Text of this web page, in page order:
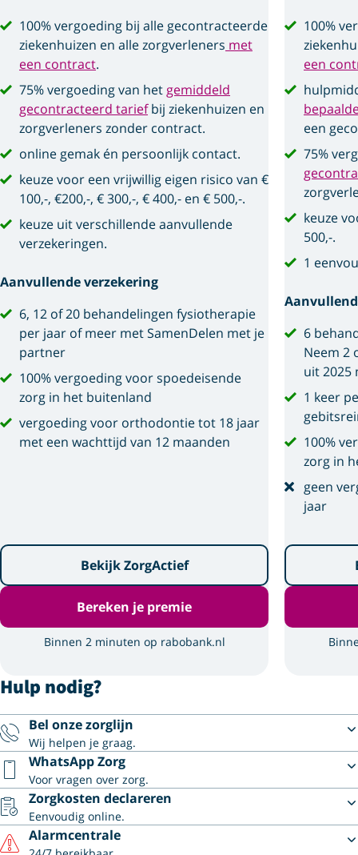
100% vergoeding bij alle gecontracteerde
ziekenhuizen en alle zorgverleners met
een contract.
75% vergoeding van het gemiddeld
gecontracteerd tariefbij ziekenhuizen en
zorgverleners zonder contract.
online gemak én persoonlijk contact.
keuze voor een vrijwillig eigen risico van €
100,-, €200,-, € 300,-, € 400,- en € 500,-.
keuze uit verschillende aanvullende
verzekeringen.
Aanvullende verzekering
6, 12 of 20 behandelingen fysiotherapie
per jaar of meer met SamenDelen met je
partner
100% vergoeding voor spoedeisende
zorg in het buitenland
vergoeding voor orthodontie tot 18 jaar
met een wachttijd van 12 maanden
Bekijk ZorgActief
Bereken je premie
Binnen 2 minuten op rabobank.nl
100%
een
een
75%
keuze
500,-.
1
6
Neem 2
uit 2025
1 keer
100%
zorg in
geen
jaar
Hulp nodig?
Bel onze zorglijn
Wij helpen je graag.
WhatsApp Zorg
Voor vragen over zorg.
Zorgkosten declareren
Eenvoudig online.
Alarmcentrale